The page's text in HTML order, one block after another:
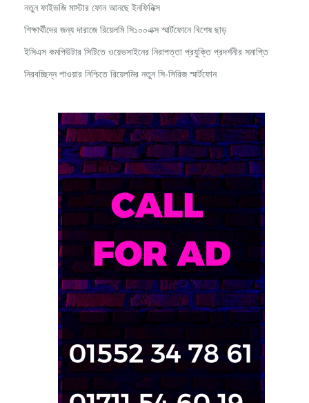
নতুন ফাইভজি মাস্টার ফোন আনছে ইনফিনিক্স
শিক্ষার্থীদের জন্য দারাজে রিয়েলমি সি১০০এক্স স্মার্টফোনে বিশেষ ছাড়
ইসিএস কমপিউটার সিটিতে ওয়েভসাইনের নিরাপত্তা প্রযুক্তি প্রদর্শনীর সমাপ্তি
নিরবচ্ছিন্ন পাওয়ার নিশ্চিতে রিয়েলমির নতুন সি-সিরিজ স্মার্টফোন